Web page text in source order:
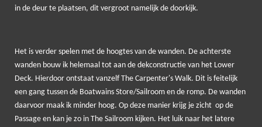
in de deur te plaatsen, dit vergroot namelijk de doorkijk.
Het is verder spelen met de hoogtes van de wanden. De achterste
wanden bouw ik helemaal tot aan de dekconstructie van het Lower
Deck. Hierdoor ontstaat vanzelf The Carpenter's Walk. Dit is feitelijk
een gang tussen de Boatwains Store/Sailroom en de romp. De wanden
daarvoor maak ik minder hoog. Op deze manier krijg je zicht op de
Passage en kan je zo in The Sailroom kijken. Het luik naar het latere